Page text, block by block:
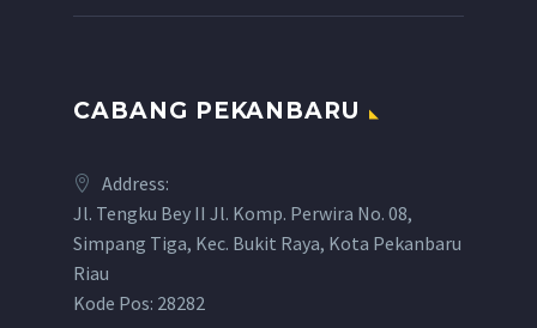
CABANG PEKANBARU
Address:
Jl. Tengku Bey II Jl. Komp. Perwira No. 08,
Simpang Tiga, Kec. Bukit Raya, Kota Pekanbaru
Riau
Kode Pos: 28282